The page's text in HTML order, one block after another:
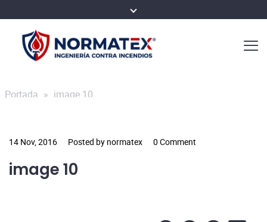
Portada » image 10
14 Nov, 2016 Posted by normatex 0 Comment
image 10